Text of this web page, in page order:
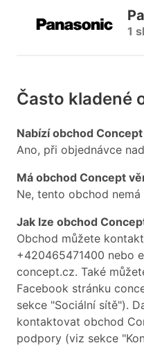
1
Často kladené
Nabízí obchod
Ano, při objednávce
Má obchod Concept
Ne, tento obchod
Jak lze obchod
Obchod můžete
+420465471400 nebo
concept.cz. Také
Facebook stránku
sekce "Sociální sítě").
kontaktovat obchod
podpory (viz sekce